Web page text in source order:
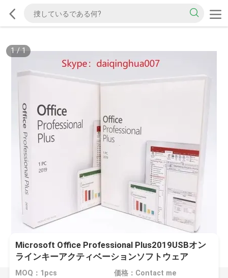
1 / 1
Microsoft Office Professional Plus2019USBオン
ラインキーアクティベーションソフトウェア
MOQ：1pcs 価格：Contact me